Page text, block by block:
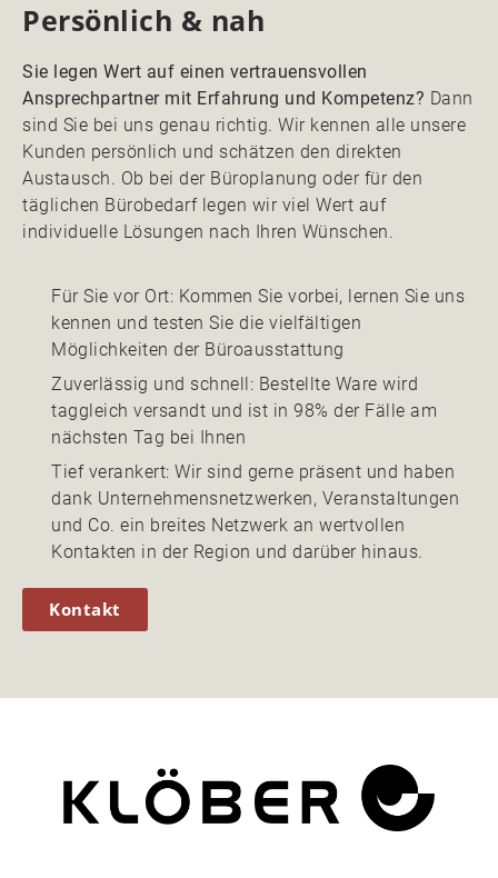
Persönlich & nah
Sie legen Wert auf einen vertrauensvollen
Ansprechpartner mit Erfahrung und Kompetenz? Dann
sind Sie bei uns genau richtig. Wir kennen alle unsere
Kunden persönlich und schätzen den direkten
Austausch. Ob bei der Büroplanung oder für den
täglichen Bürobedarf legen wir viel Wert auf
individuelle Lösungen nach Ihren Wünschen.
Für Sie vor Ort: Kommen Sie vorbei, lernen Sie uns
kennen und testen Sie die vielfältigen
Möglichkeiten der Büroausstattung
Zuverlässig und schnell: Bestellte Ware wird
taggleich versandt und ist in 98% der Fälle am
nächsten Tag bei Ihnen
Tief verankert: Wir sind gerne präsent und haben
dank Unternehmensnetzwerken, Veranstaltungen
und Co. ein breites Netzwerk an wertvollen
Kontakten in der Region und darüber hinaus.
Kontakt